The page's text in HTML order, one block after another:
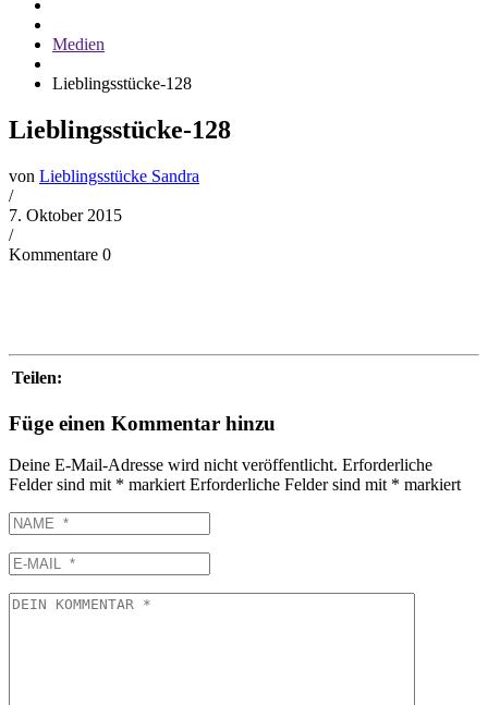
Medien
Lieblingsstücke-128
Lieblingsstücke-128
von Lieblingsstücke Sandra
/
7. Oktober 2015
/
Kommentare 0
Teilen:
Füge einen Kommentar hinzu
Deine E-Mail-Adresse wird nicht veröffentlicht. Erforderliche
Felder sind mit * markiert Erforderliche Felder sind mit * markiert